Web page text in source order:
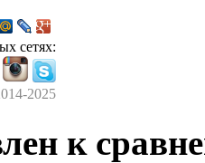
сетях:
2025
к